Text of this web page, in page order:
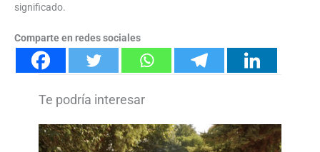
significado.
Comparte en redes sociales